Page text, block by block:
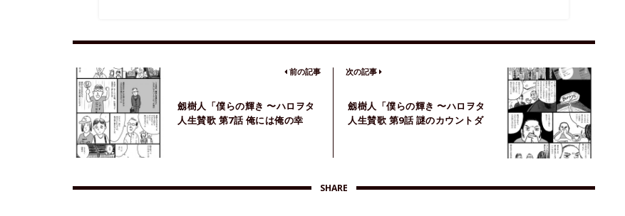
劔樹人「僕らの輝き 〜ハロヲタ
人生賛歌 第7話 俺には俺の幸
前の記事
劔樹人「僕らの輝き 〜ハロヲタ
人生賛歌 第9話 謎のカウントダ
次の記事
SHARE